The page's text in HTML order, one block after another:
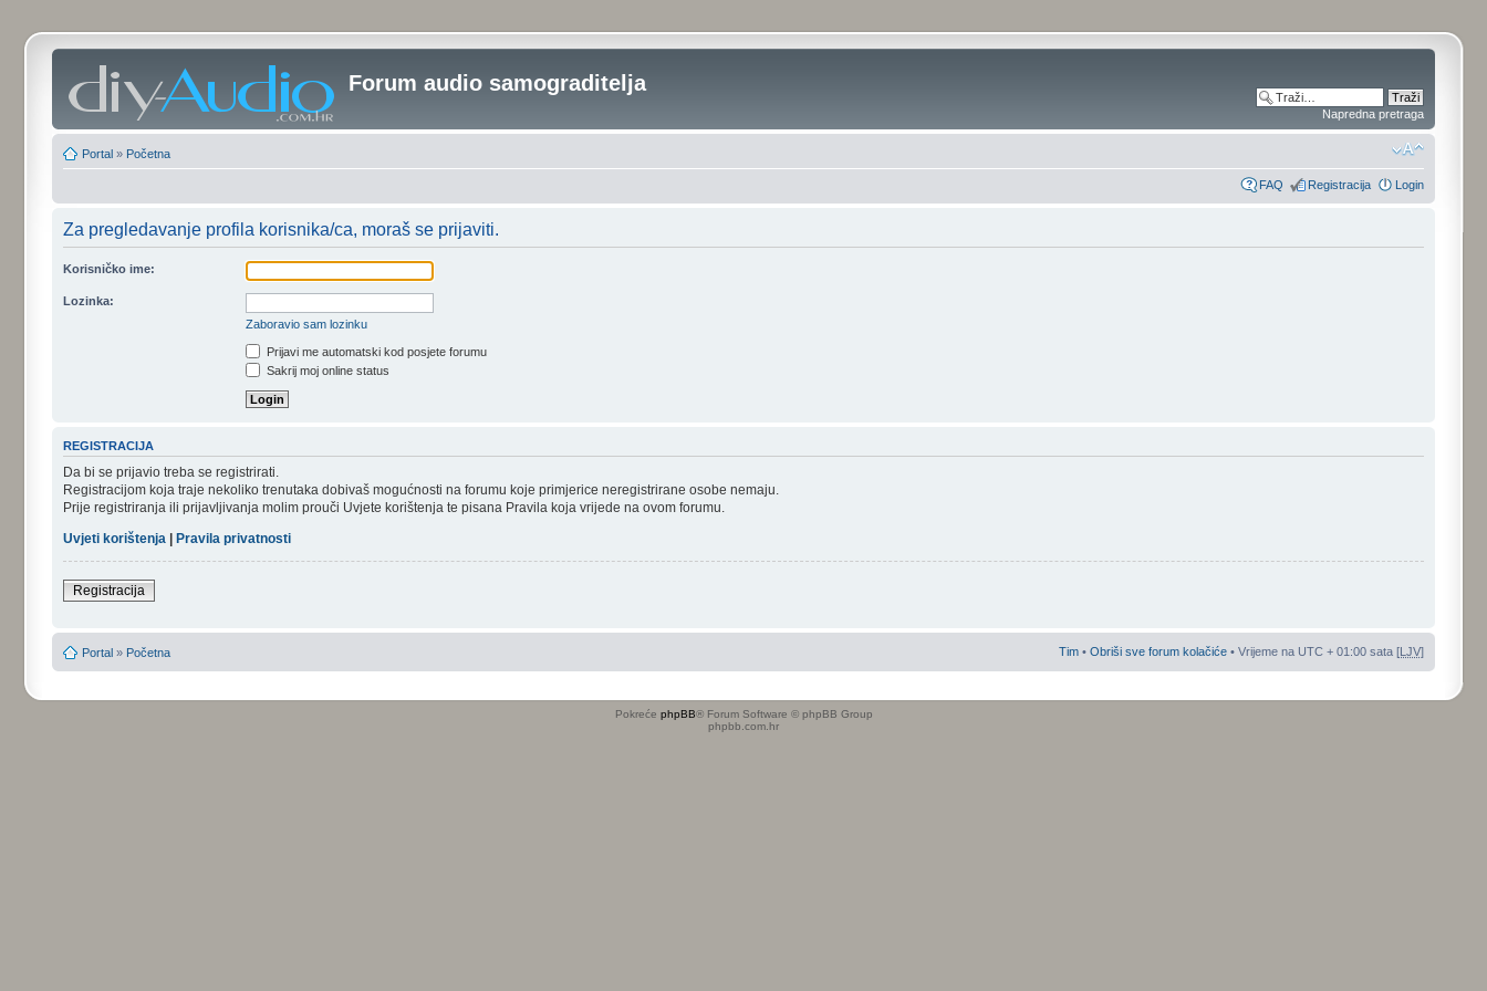
Forum audio samograditelja
Napredna pretraga
Portal » Početna
FAQ Registracija Login
Za pregledavanje profila korisnika/ca, moraš se prijaviti.
Korisničko ime:
Lozinka:
Zaboravio sam lozinku
Prijavi me automatski kod posjete forumu
Sakrij moj online status
REGISTRACIJA
Da bi se prijavio treba se registrirati.
Registracijom koja traje nekoliko trenutaka dobivaš mogućnosti na forumu koje primjerice neregistrirane osobe nemaju.
Prije registriranja ili prijavljivanja molim prouči Uvjete korištenja te pisana Pravila koja vrijede na ovom forumu.
Uvjeti korištenja |Pravila privatnosti
Registracija
Portal » Početna Tim• Obriši sve forum kolačiće• Vrijeme na UTC + 01:00 sata [LJV]
Pokreće phpBB® Forum Software © phpBB Group
phpbb.com.hr